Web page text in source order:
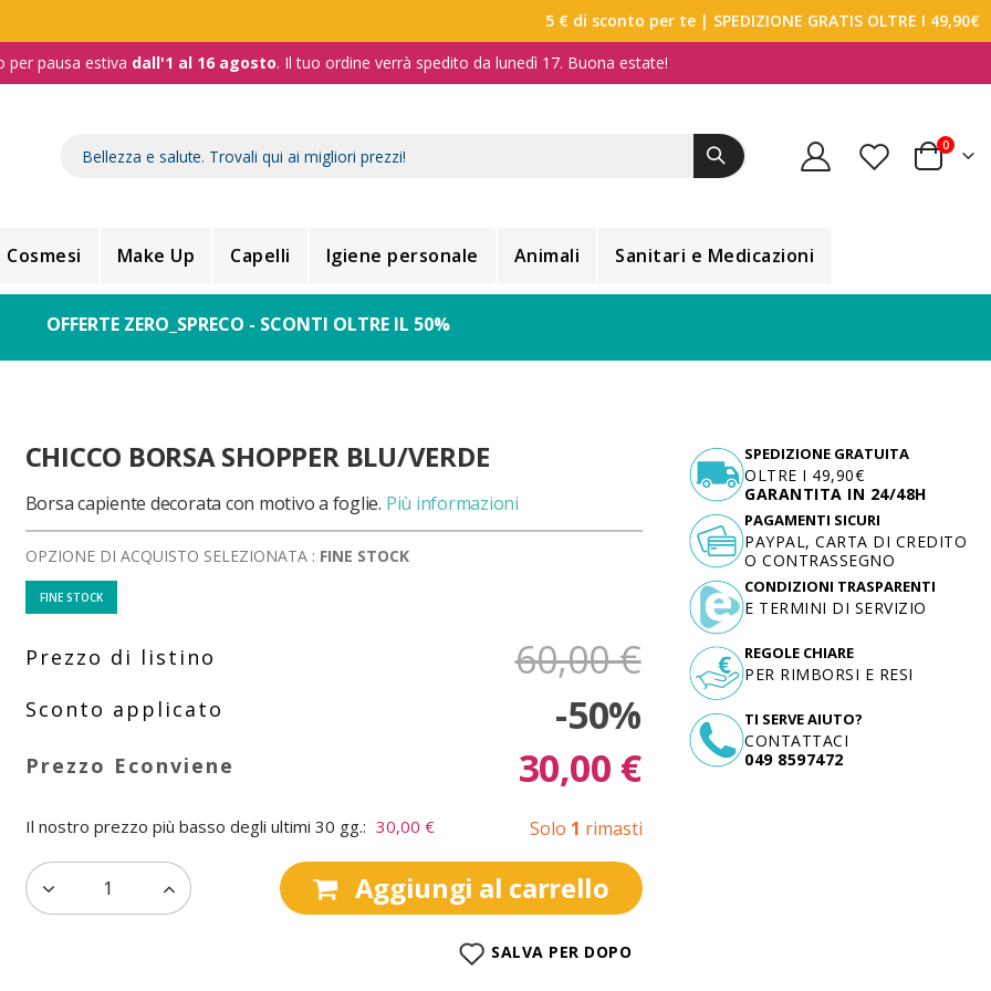
5 € di sconto per te | SPEDIZIONE GRATIS OLTRE I 49,90€
per pausa estiva dall'1 al 16 agosto. Il tuo ordine verrà spedito da lunedì 17. Buona estate!
Carrello
0
Cosmesi Make Up Capelli Igiene personale Animali Sanitari e Medicazioni
OFFERTE ZERO_SPRECO - SCONTI OLTRE IL 50%
CHICCO BORSA SHOPPER BLU/VERDE
Borsa capiente decorata con motivo a foglie. Più informazioni
OPZIONE DI ACQUISTO SELEZIONATA : FINE STOCK
FINE STOCK
60,00 €
-50%
30,00 €
Il nostro prezzo più basso degli ultimi 30 gg.: 30,00 € Solo 1 rimasti
Aggiungi al carrello
SALVA PER DOPO
SPEDIZIONE GRATUITA
OLTRE I 49,90€
GARANTITA IN 24/48H
TI SERVE AIUTO?
CONTATTACI
049 8597472
PAGAMENTI SICURI
PAYPAL, CARTA DI CREDITO
O CONTRASSEGNO
CONDIZIONI TRASPARENTI
E TERMINI DI SERVIZIO
REGOLE CHIARE
PER RIMBORSI E RESI